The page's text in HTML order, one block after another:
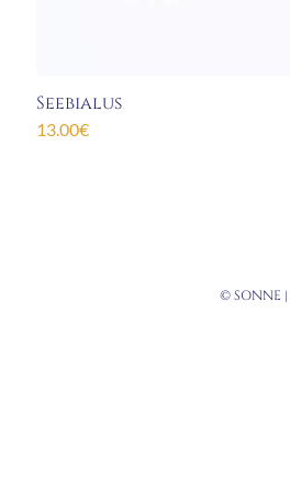
Seebialus
13.00€
© SONNE |